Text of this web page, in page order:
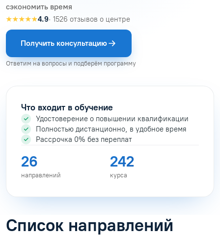
сэкономить время
★★★★★4.9· 1526 отзывов о центре
Получить консультацию
Ответим на вопросы и подберём программу
Что входит в обучение
Удостоверение о повышении квалификации
Полностью дистанционно, в удобное время
Рассрочка 0% без переплат
26
направлений
242
курса
Список направлений